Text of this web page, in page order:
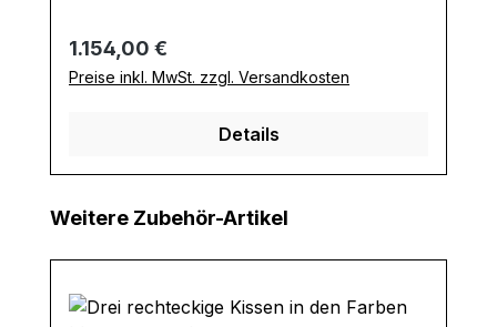
Regulärer Preis:
1.154,00 €
Preise inkl. MwSt. zzgl. Versandkosten
Details
Produktgalerie überspringen
Weitere Zubehör-Artikel